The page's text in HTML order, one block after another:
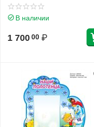
карманами (плоские)
В наличии
1 700 00 ₽